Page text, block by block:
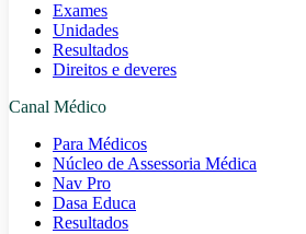
Exames
Unidades
Resultados
Direitos e deveres
Canal Médico
Para Médicos
Núcleo de Assessoria Médica
Nav Pro
Dasa Educa
Resultados